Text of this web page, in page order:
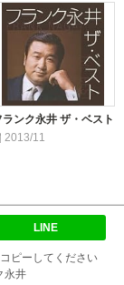
ランク永井 ザ・ベスト
2013/11
LINE
ピーしてください
永井